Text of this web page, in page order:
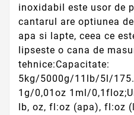
inoxidabil este usor de
cantarul are optiunea
apa si lapte, ceea ce
lipseste o cana de
tehnice:Capacitate:
5kg/5000g/11lb/5l/
1g/0,01oz 1ml/
lb, oz, fl:oz (apa), fl:oz